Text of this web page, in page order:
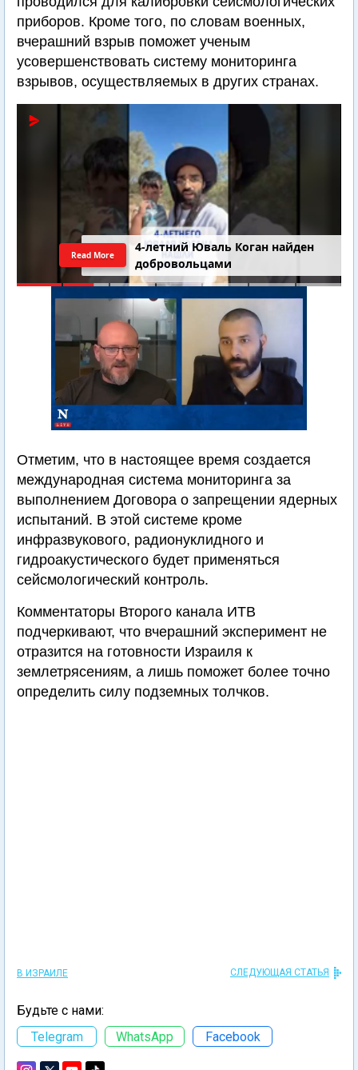
приборов. Кроме того, по словам военных,
вчерашний взрыв поможет ученым
усовершенствовать систему мониторинга
взрывов, осуществляемых в других странах.
4-летний Юваль Коган найден
добровольцами
Read More
Отметим, что в настоящее время создается
международная система мониторинга за
выполнением Договора о запрещении ядерных
испытаний. В этой системе кроме
инфразвукового, радионуклидного и
гидроакустического будет применяться
сейсмологический контроль.
Комментаторы Второго канала ИТВ
подчеркивают, что вчерашний эксперимент не
отразится на готовности Израиля к
землетрясениям, а лишь поможет более точно
определить силу подземных толчков.
В ИЗРАИЛЕ СЛЕДУЮЩАЯ СТАТЬЯ
Будьте с нами:
Telegram
WhatsApp Facebook